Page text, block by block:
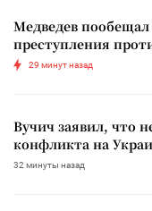
Медведев
преступления
29 минут назад
Вучич заявил, что
конфликта на
32 минуты назад